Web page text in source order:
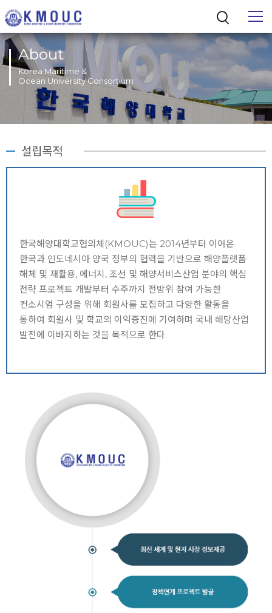
About
Korea Maritime &
Ocean University Consortium
설립목적
한국해양대학교협의체(KMOUC)는 2014년부터 이어온
한국과 인도네시아 양국 정부의 협력을 기반으로 해양플랫폼
해체 및 재활용, 에너지, 조선 및 해양서비스산업 분야의 핵심
전략 프로젝트 개발부터 수주까지 전방위 참여 가능한
컨소시엄 구성을 위해 회원사를 모집하고 다양한 활동을
통하여 회원사 및 학교의 이익증진에 기여하며 국내 해당산업
발전에 이바지하는 것을 목적으로 한다.
통합검색